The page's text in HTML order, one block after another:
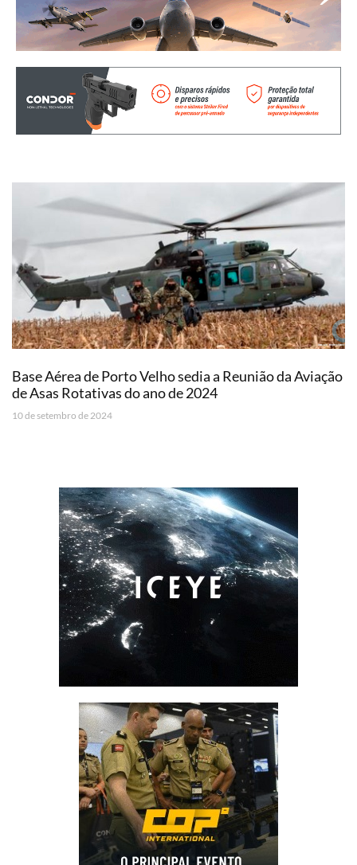
Base Aérea de Porto Velho sedia a Reunião da Aviação
de Asas Rotativas do ano de 2024
10 de setembro de 2024